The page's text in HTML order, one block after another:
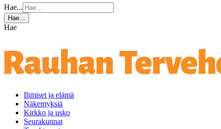
Hae...
Hae...
Hae
Ihmiset ja elämä
Näkemyksiä
Kirkko ja usko
Seurakunnat